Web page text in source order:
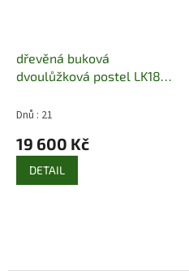
dřevěná buková
dvoulůžková postel LK188
Dnů : 21
19 600 Kč
DETAIL